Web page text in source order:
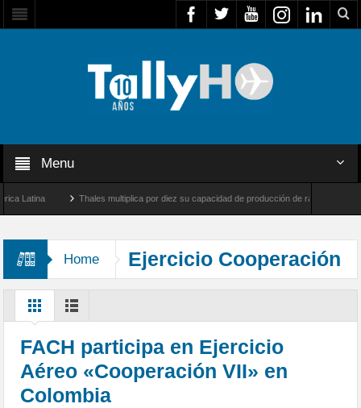
Menu
Thales multiplica por diez su capacidad de producción de radares en Brasil
Home
Ejercicio Cooperación
VII
FACH participa en Ejercicio
Aéreo «Cooperación VII» en
Colombia